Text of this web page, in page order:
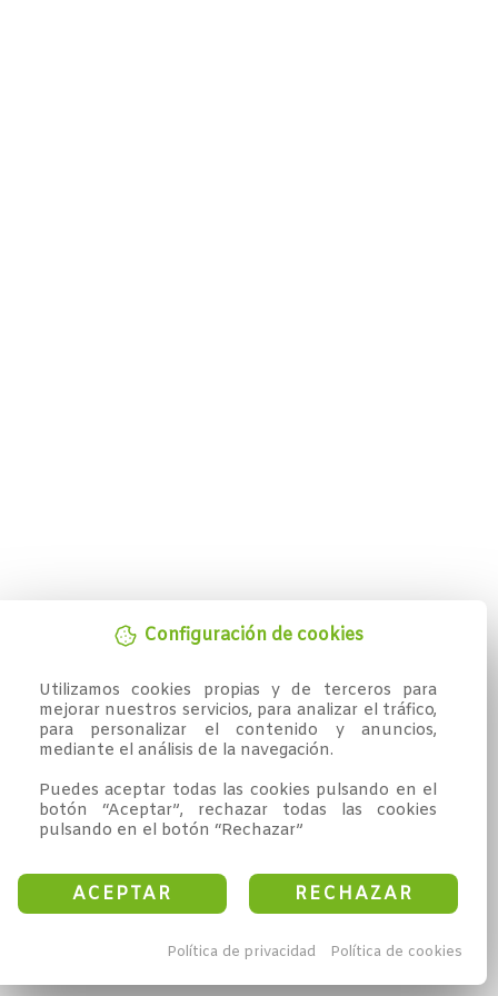
Configuración de cookies
Utilizamos cookies propias y de terceros para
mejorar nuestros servicios, para analizar el tráfico,
para personalizar el contenido y anuncios,
mediante el análisis de la navegación.
Puedes aceptar todas las cookies pulsando en el
botón “Aceptar”, rechazar todas las cookies
pulsando en el botón “Rechazar”
ACEPTAR RECHAZAR
Política de privacidad Política de cookies